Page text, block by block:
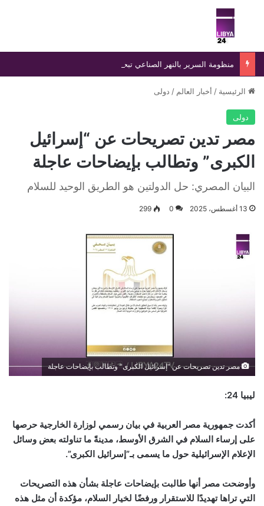
بحث عن
الرئيسية / أخبار العالم / دولى
دولى
مصر تدين تصريحات عن “إسرائيل
الكبرى” وتطالب بإيضاحات عاجلة
البيان المصري: حل الدولتين هو الطريق الوحيد للسلام
13 أغسطس، 2025 0
299
مصر تدين تصريحات عن "إسرائيل الكبرى" وتطالب بإيضاحات عاجلة
ليبيا 24:
أكدت جمهورية مصر العربية في بيان رسمي لوزارة الخارجية حرصها
على إرساء السلام في الشرق الأوسط، مدينةً ما تناولته بعض وسائل
الإعلام الإسرائيلية حول ما يسمى بـ”إسرائيل الكبرى”.
وأوضحت مصر أنها طالبت بإيضاحات عاجلة بشأن هذه التصريحات
التي تراها تهديدًا للاستقرار ورفضًا لخيار السلام، مؤكدة أن مثل هذه